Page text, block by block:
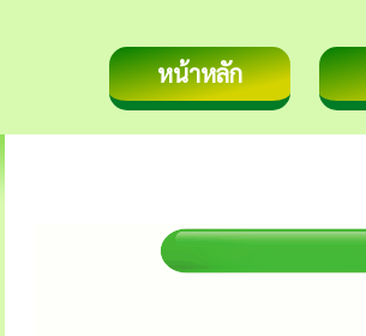
หน้าหลัก